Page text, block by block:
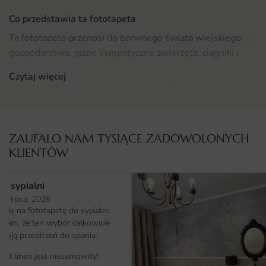
Co przedstawia ta fototapeta
Ta fototapeta przenosi do barwnego świata wiejskiego
gospodarstwa, gdzie sympatyczne zwierzęta, ciągniki i
uchwyciły codzienne sceny farmy w bajkowym, ciepłym
sprawiają, że obraz wygląda jak żywa scena z bajki. Motyw
traktor został zaprojektowany tak, by dobrze prezentował
Gdzie sprawdzi się fototapeta Traktor
Fototapeta Traktor świetnie sprawdzi się jako dekoracyjny
akcent w salonie, na ścianie za sofą lub naprzeciwko strefy
wypoczynku. Stanie się naturalnym punktem skupiającym
wzrok.
Czytaj więcej
ZAUFAŁO NAM TYSIĄCE ZADOWOLONYCH
KLIENTÓW
sypialni
lipca, 2026
się na fototapetę do sypialni.
że ten wybór całkowicie
przestrzeń do spania.
linen jest niesamowity!